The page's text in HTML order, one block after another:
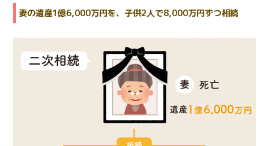
妻の遺産1億6,000万円を、子供2人で8,000万円ずつ相続